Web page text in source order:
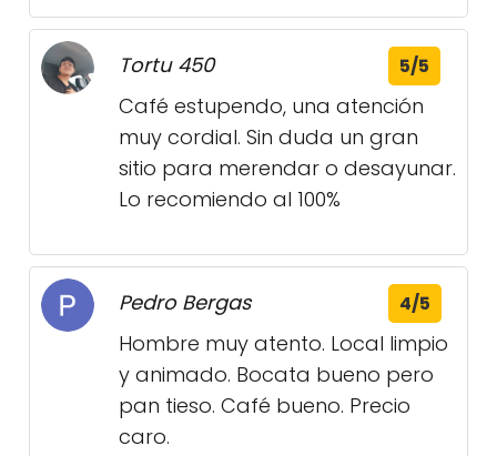
Tortu 450 5/5
Café estupendo, una atención
muy cordial. Sin duda un gran
sitio para merendar o desayunar.
Lo recomiendo al 100%
Pedro Bergas 4/5
Hombre muy atento. Local limpio
y animado. Bocata bueno pero
pan tieso. Café bueno. Precio
caro.